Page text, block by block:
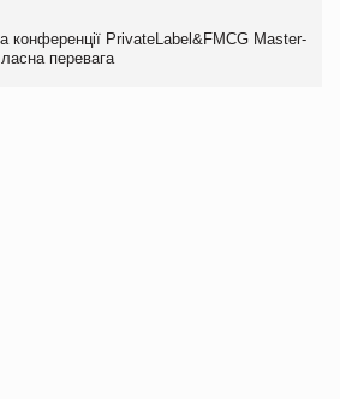
конференції PrivateLabel&FMCG Master-
перевага